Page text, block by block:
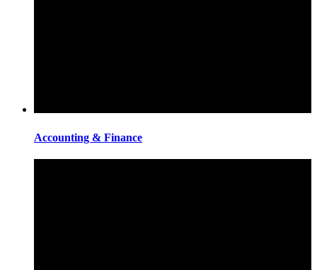
Accounting & Finance